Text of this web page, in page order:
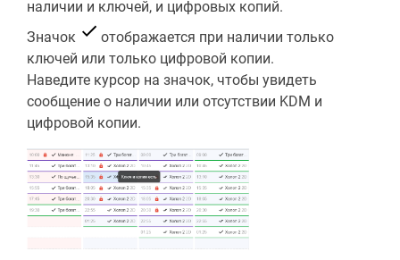
наличии и ключей, и цифровых копий.
Значок
отображается при наличии только
ключей или только цифровой копии.
Наведите курсор на значок, чтобы увидеть
сообщение о наличии или отсутствии KDM и
цифровой копии.